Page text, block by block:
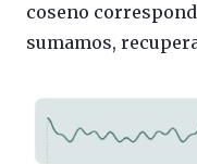
coseno
sumamos,